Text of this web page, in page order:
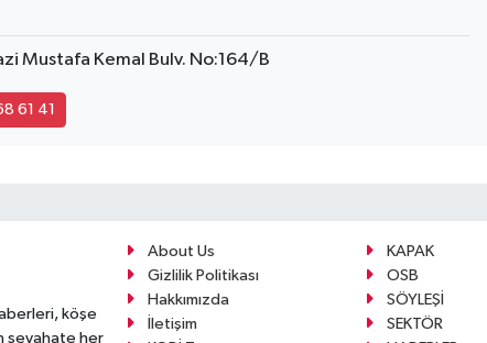
Mustafa Kemal Bulv. No:164/B
61 41
köşe
seyahate her
About Us
KAPAK
Gizlilik Politikası
OSB
Hakkımızda
SÖYLEŞİ
İletişim
SEKTÖR